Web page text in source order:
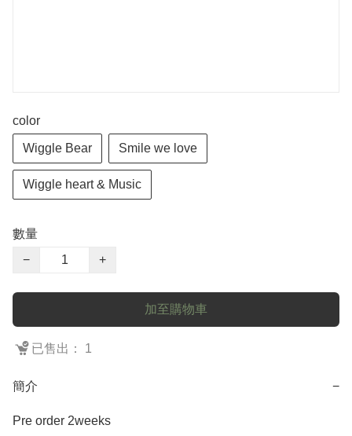
color
Wiggle Bear Smile we love
Wiggle heart & Music
數量
−
+
加至購物車
已售出： 1
簡介 −
Pre order 2weeks